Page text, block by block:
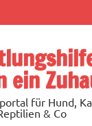
ein
für Hund,
& Co